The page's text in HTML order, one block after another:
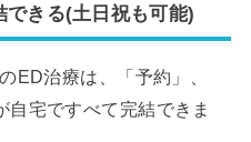
きる(土日祝も可能)
ED治療は、「予約」、
自宅ですべて完結できま